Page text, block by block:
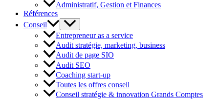
Administratif, Gestion et Finances
Références
Conseil
Entrepreneur as a service
Audit stratégie, marketing, business
Audit de page SIO
Audit SEO
Coaching start-up
Toutes les offres conseil
Conseil stratégie & innovation Grands Comptes